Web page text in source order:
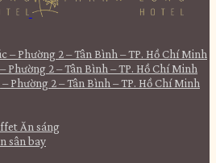
– Phường 2 – Tân Bình – TP. Hồ Chí Minh
Phường 2 – Tân Bình – TP. Hồ Chí Minh
Phường 2 – Tân Bình – TP. Hồ Chí Minh
Ăn sáng
sân bay